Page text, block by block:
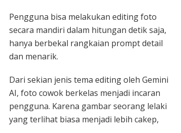
Pengguna bisa melakukan editing foto
secara mandiri dalam hitungan detik saja,
hanya berbekal rangkaian prompt detail
dan menarik.
Dari sekian jenis tema editing oleh Gemini
AI, foto cowok berkelas menjadi incaran
pengguna. Karena gambar seorang lelaki
yang terlihat biasa menjadi lebih cakep,